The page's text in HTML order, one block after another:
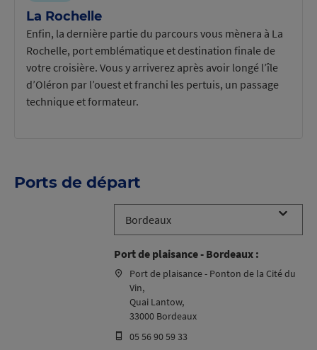
La Rochelle
Enfin, la dernière partie du parcours vous mènera à La
Rochelle, port emblématique et destination finale de
votre croisière. Vous y arriverez après avoir longé l’île
d’Oléron par l’ouest et franchi les pertuis, un passage
technique et formateur.
Ports de départ
Port de plaisance - Bordeaux :
Port de plaisance - Ponton de la Cité du
Vin,
Quai Lantow,
33000 Bordeaux
05 56 90 59 33